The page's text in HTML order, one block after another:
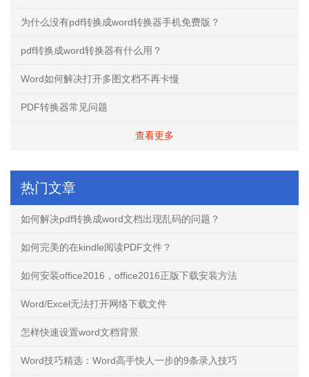
为什么没有pdf转换成word转换器手机免费版？
pdf转换成word转换器有什么用？
Word如何解决打开多图文档不再卡慢
PDF转换器常见问题
查看更多
热门文章
如何解决pdf转换成word文档出现乱码的问题？
如何完美的在kindle阅读PDF文件？
如何安装office2016，office2016正版下载安装方法
Word/Excel无法打开网络下载文件
怎样快速设置word文档背景
Word技巧精选：Word高手快人一步的9条录入技巧